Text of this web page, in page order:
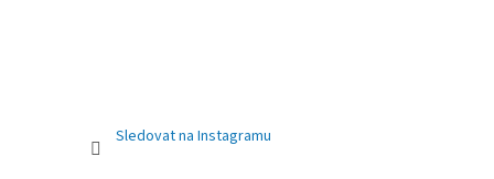
Sledovat na Instagramu